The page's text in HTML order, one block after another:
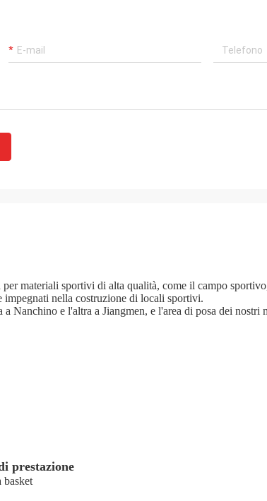
materiali sportivi di alta qualità, come il campo
impegnati nella costruzione di locali sportivi.
Nanchino e l'altra a Jiangmen, e l'area di posa dei
prestazione
basket